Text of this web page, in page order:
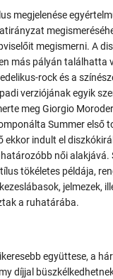
megjelenése
megismerni. A
más pályán találhatta
rock és a
verziójának egyik
meg Giorgio
Summer első
ekkor indult el
női alakjává.
tökéletes példája,
jelmezek,
a ruhatárába.
együttese, a
díjjal